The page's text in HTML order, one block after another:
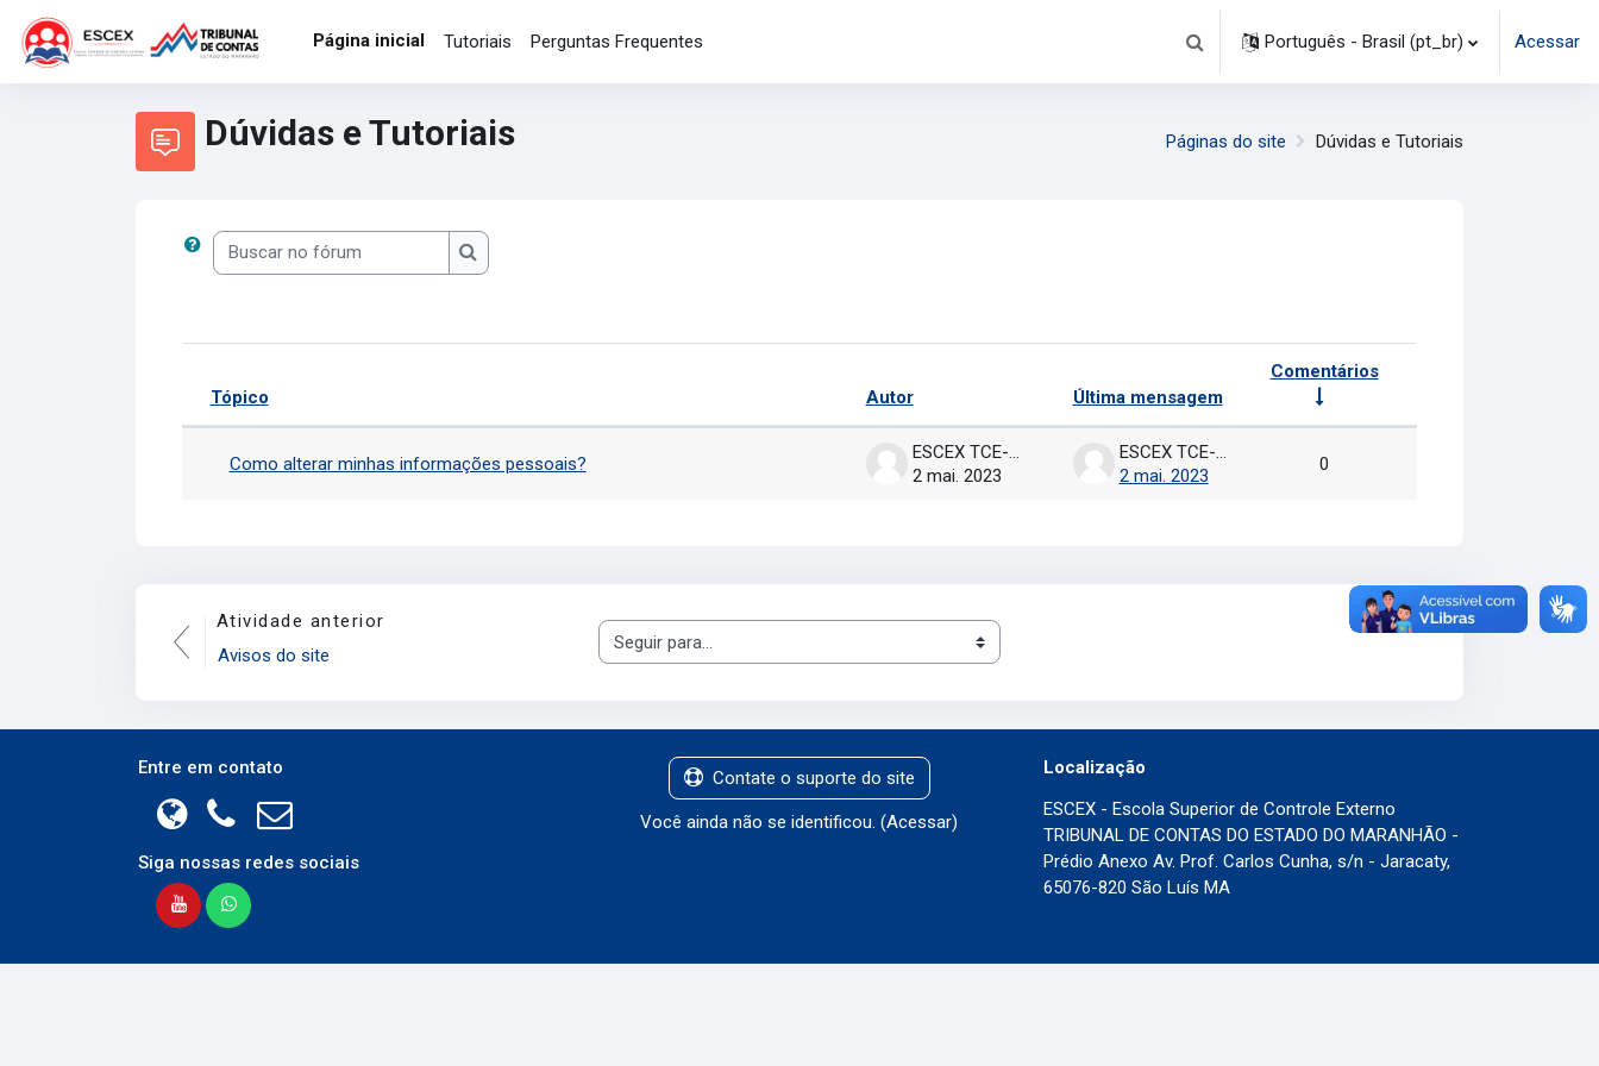
Ir para o conteúdo principal
Página inicial
Tutoriais Perguntas Frequentes
Alternar entrada de pesquisa
Português - Brasil ‎(pt_br)‎ Acessar
Dúvidas e Tutoriais Páginas do site Dúvidas e Tutoriais
Buscar no fórum
Buscar no fórum
Lista de discussões. Mostrando 1 de 1 discussões
Status
Tópico Autor Última mensagem
Comentários
Ações
Como alterar minhas informações pessoais?
2 mai. 2023
2 mai. 2023
0
Atividade anterior
Avisos do site
Seguir para...
Entre em contato
Siga nossas redes sociais
Contate o suporte do site
Você ainda não se identificou. (Acessar)
Localização
ESCEX - Escola Superior de Controle Externo
TRIBUNAL DE CONTAS DO ESTADO DO MARANHÃO -
Prédio Anexo Av. Prof. Carlos Cunha, s/n - Jaracaty,
65076-820 São Luís MA